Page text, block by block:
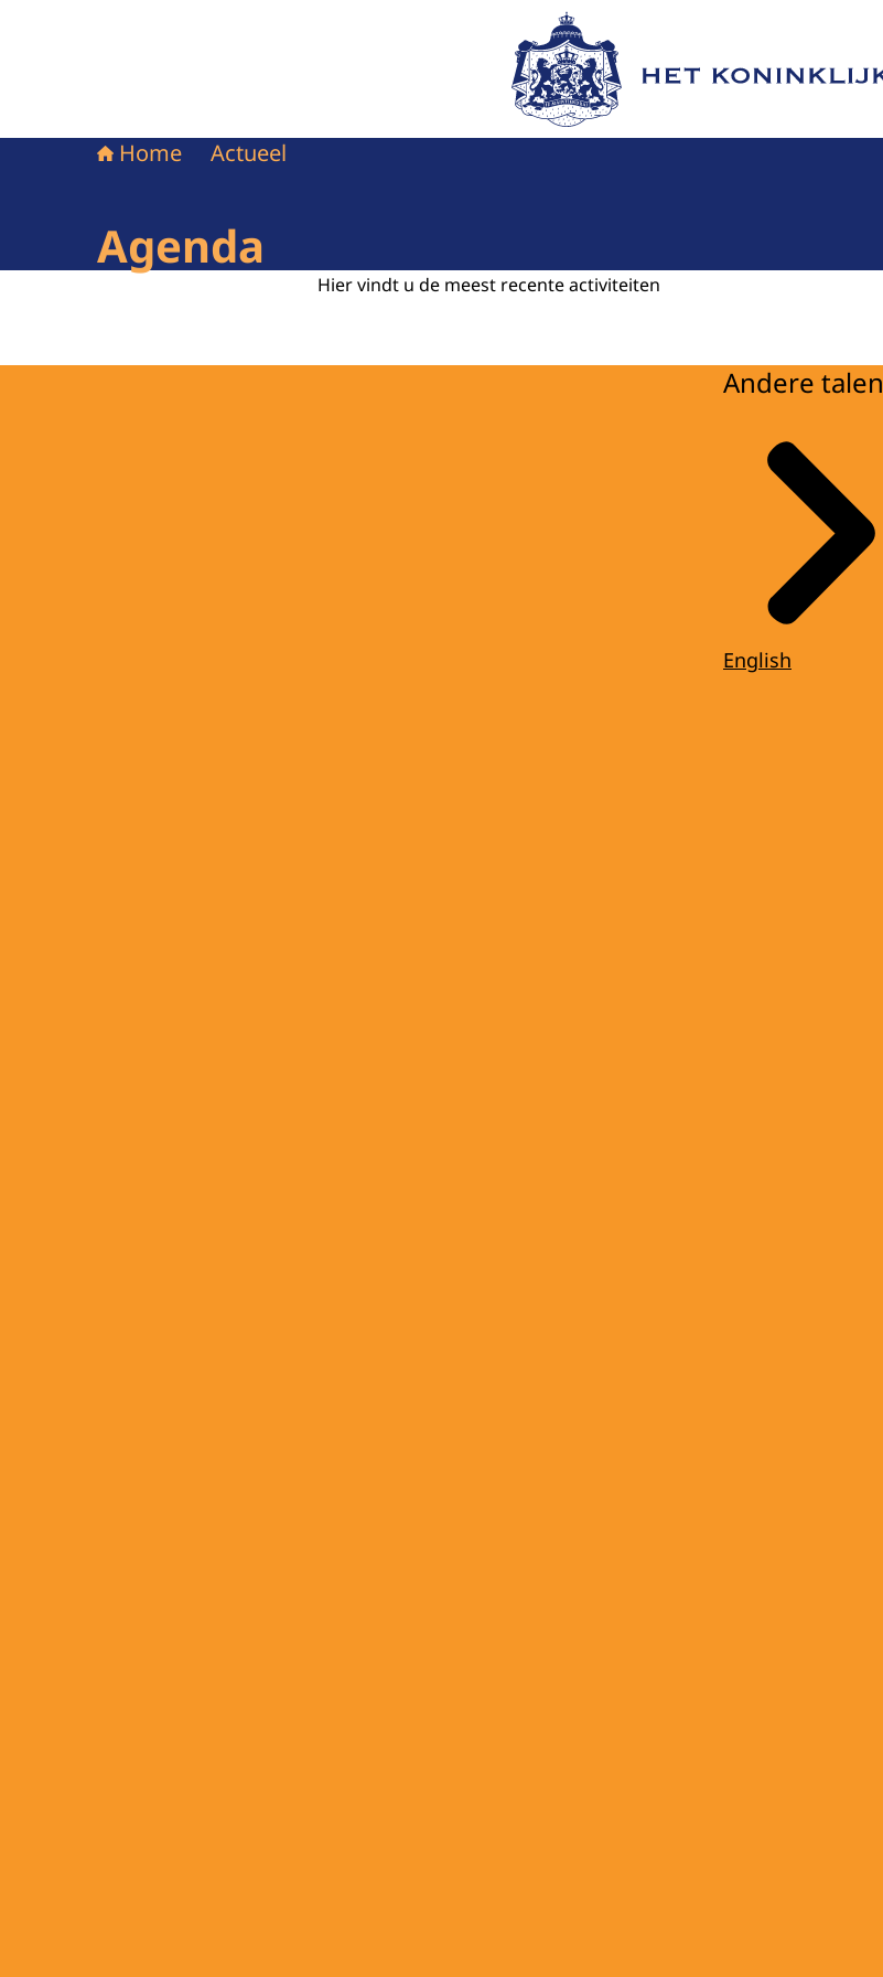
Naar de homepage van Het Koninklijk Huis
Home Actueel
Agenda
Hier vindt u de meest recente activiteiten
Andere talen
English